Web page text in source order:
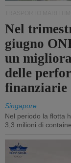
Nel
giugno
un
delle
finanziarie
Singapore
Nel periodo la flotta
3,3 milioni di